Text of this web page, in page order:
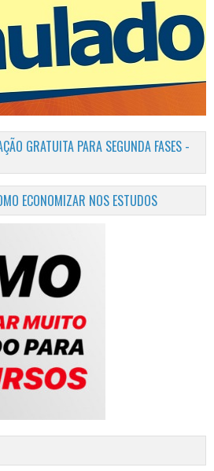
GRATUITA PARA SEGUNDA FASES -
ECONOMIZAR NOS ESTUDOS